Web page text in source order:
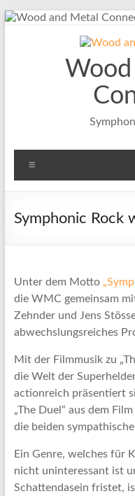
Zum
Wood
Symphonic Rock
Unter dem Motto
die WMC gemeinsam
Zehnder und Jens
abwechslungsreiches
Mit der Filmmusik zu
die Welt der
actionreich präsentiert
„The Duel“ aus dem
die beiden
Ein Genre, welches für
nicht uninteressant ist
Schattendasein fristet,